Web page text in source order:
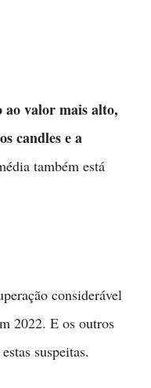
ao valor mais alto,
candles e a
também está
considerável
2022. E os outros
suspeitas.